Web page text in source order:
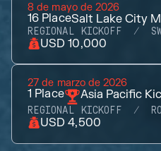
8 de mayo de 2026
16 PlaceSalt Lake City
REGIONAL KICKOFF
USD 10,000
27 de marzo de 2026
1 Place Asia Pacific
REGIONAL KICKOFF
USD 4,500